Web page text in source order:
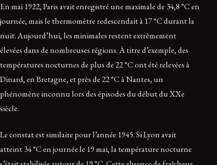
En mai 1922, Paris avait enregistré une maximale de 34,8 °C en
journée, mais le thermomètre redescendait à 17 °C durant la
nuit. Aujourd’hui, les minimales restent extrêmement
élevées dans de nombreuses régions. À titre d’exemple, des
températures nocturnes de plus de 22 °C ont été relevées à
Dinard, en Bretagne, et près de 22 °C à Nantes, un
phénomène inconnu lors des épisodes du début du XXe
siècle.
Le constat est similaire pour l’année 1945. Si Lyon avait
atteint 34 °C en journée le 19 mai, la température nocturne